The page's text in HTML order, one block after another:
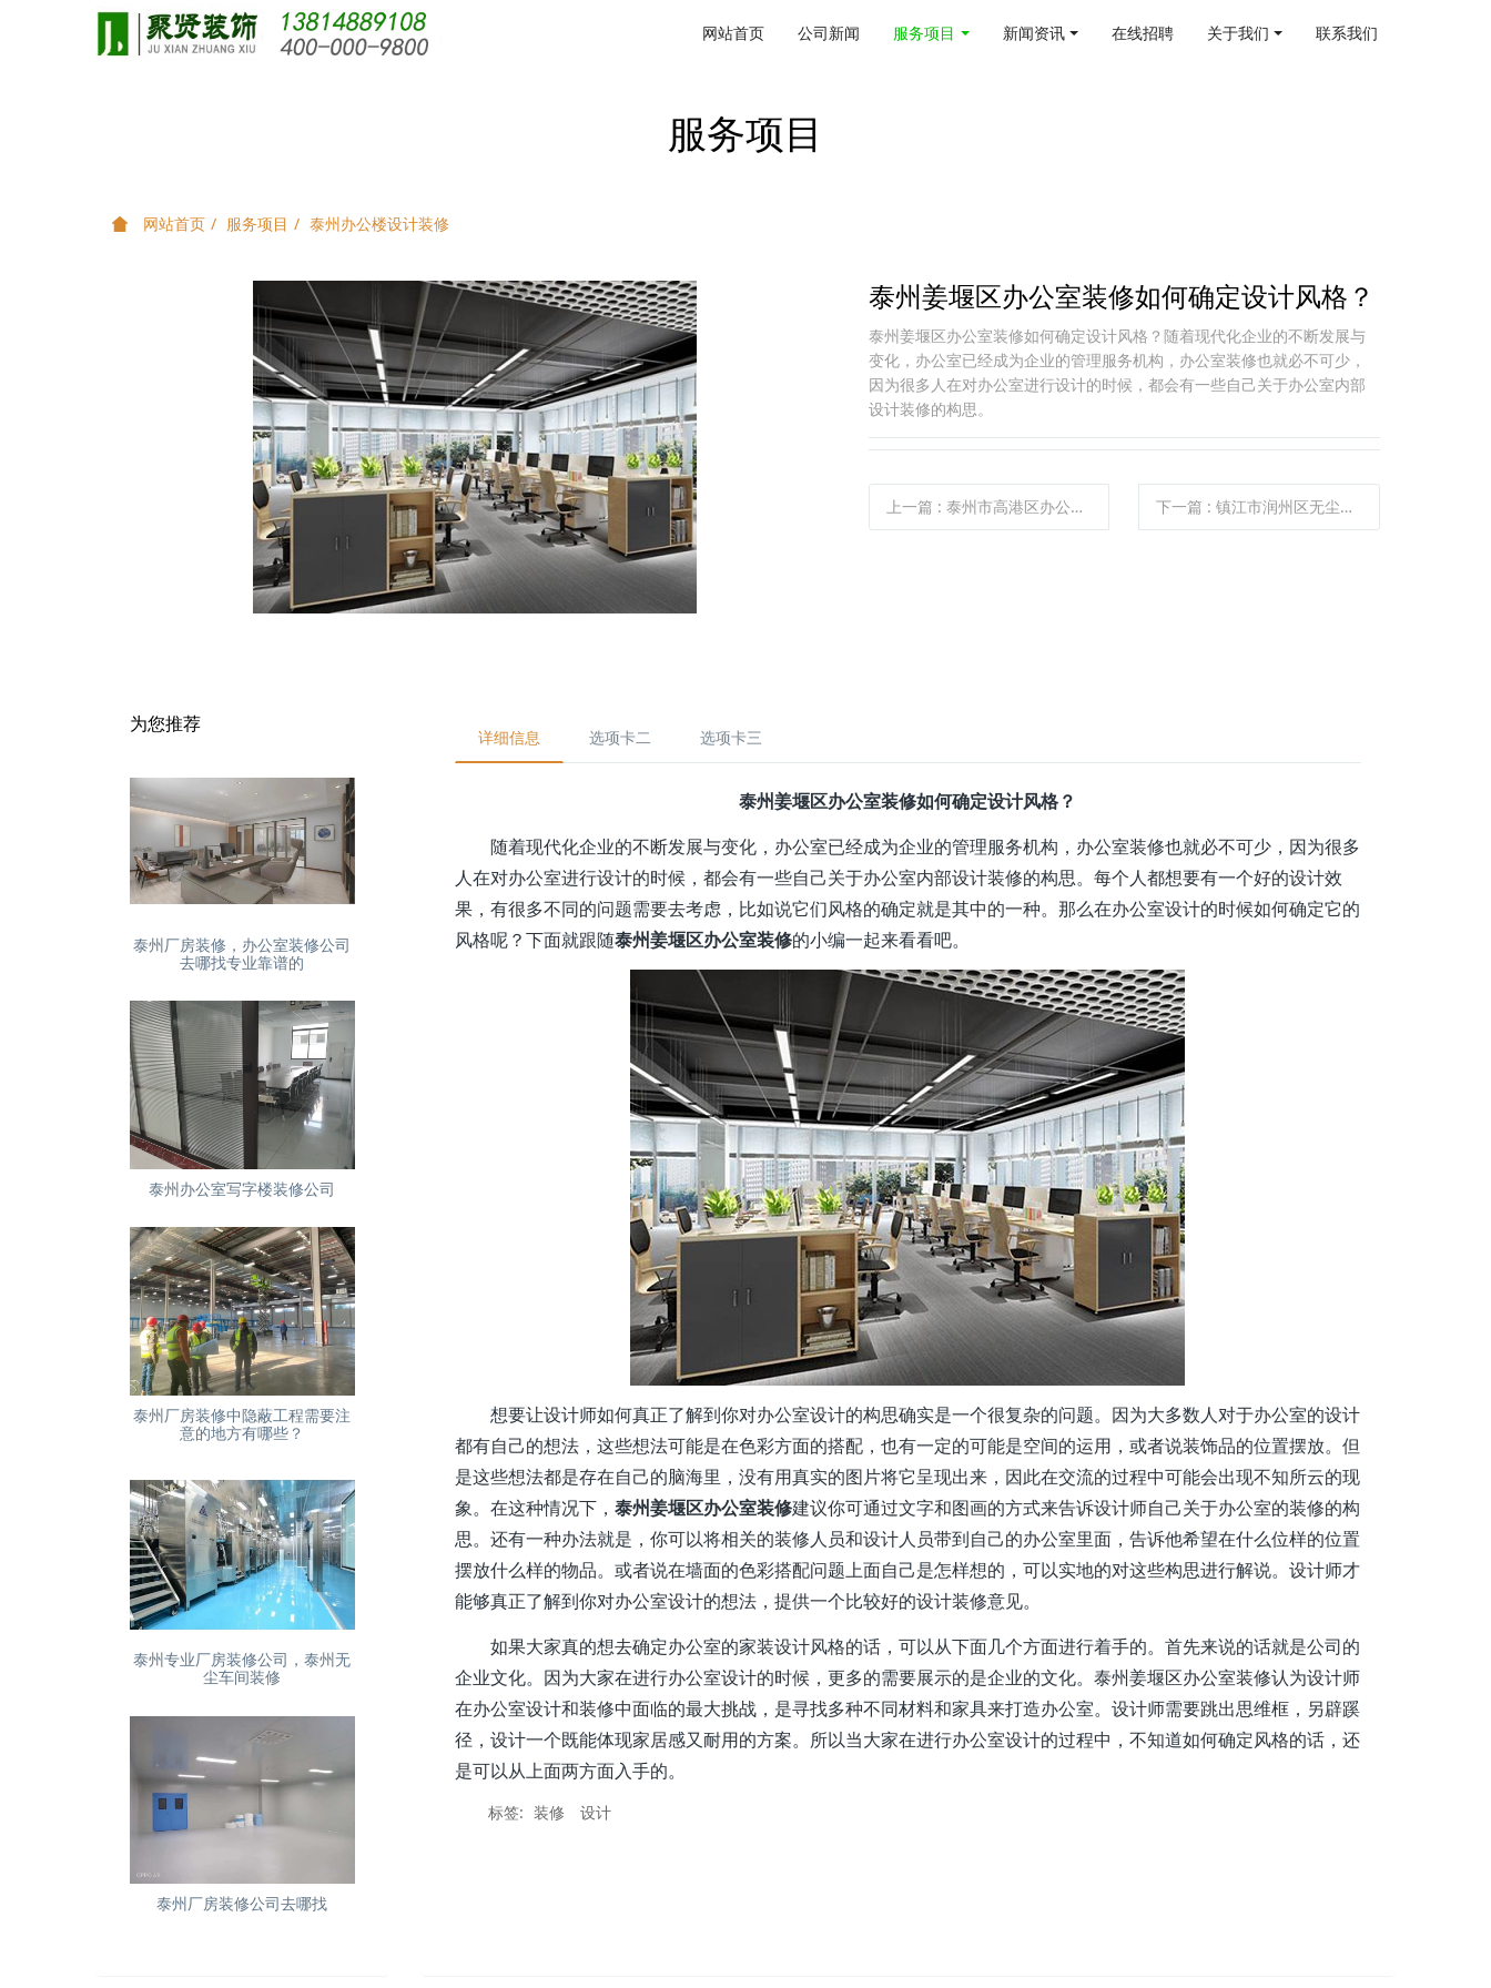
网站首页 公司新闻 服务项目 新闻资讯 在线招聘 关于我们 联系我们
服务项目
网站首页 服务项目 泰州办公楼设计装修
泰州姜堰区办公室装修如何确定设计风格？
泰州姜堰区办公室装修如何确定设计风格？随着现代化企业的不断发展与
变化，办公室已经成为企业的管理服务机构，办公室装修也就必不可少，
因为很多人在对办公室进行设计的时候，都会有一些自己关于办公室内部
设计装修的构思。
上一篇 : 泰州市高港区办公室装修实景图2020 下一篇 : 镇江市润州区无尘车间装修需要花费多少钱？
详细信息 选项卡二 选项卡三
泰州姜堰区办公室装修如何确定设计风格？
随着现代化企业的不断发展与变化，办公室已经成为企业的管理服务机构，办公室装修也就必不可少，因为很多
人在对办公室进行设计的时候，都会有一些自己关于办公室内部设计装修的构思。每个人都想要有一个好的设计效
果，有很多不同的问题需要去考虑，比如说它们风格的确定就是其中的一种。那么在办公室设计的时候如何确定它的
风格呢？下面就跟随泰州姜堰区办公室装修的小编一起来看看吧。
想要让设计师如何真正了解到你对办公室设计的构思确实是一个很复杂的问题。因为大多数人对于办公室的设计
都有自己的想法，这些想法可能是在色彩方面的搭配，也有一定的可能是空间的运用，或者说装饰品的位置摆放。但
是这些想法都是存在自己的脑海里，没有用真实的图片将它呈现出来，因此在交流的过程中可能会出现不知所云的现
象。在这种情况下， 泰州姜堰区办公室装修建议你可通过文字和图画的方式来告诉设计师自己关于办公室的装修的构
思。还有一种办法就是，你可以将相关的装修人员和设计人员带到自己的办公室里面，告诉他希望在什么位样的位置
摆放什么样的物品。或者说在墙面的色彩搭配问题上面自己是怎样想的，可以实地的对这些构思进行解说。设计师才
能够真正了解到你对办公室设计的想法，提供一个比较好的设计装修意见。
如果大家真的想去确定办公室的家装设计风格的话，可以从下面几个方面进行着手的。首先来说的话就是公司的
企业文化。因为大家在进行办公室设计的时候，更多的需要展示的是企业的文化。泰州姜堰区办公室装修认为设计师
在办公室设计和装修中面临的最大挑战，是寻找多种不同材料和家具来打造办公室。设计师需要跳出思维框，另辟蹊
径，设计一个既能体现家居感又耐用的方案。所以当大家在进行办公室设计的过程中，不知道如何确定风格的话，还
是可以从上面两方面入手的。
标签: 装修 设计
为您推荐
泰州厂房装修，办公室装修公司
去哪找专业靠谱的
泰州办公室写字楼装修公司
泰州厂房装修中隐蔽工程需要注
意的地方有哪些？
泰州专业厂房装修公司，泰州无
尘车间装修
泰州厂房装修公司去哪找